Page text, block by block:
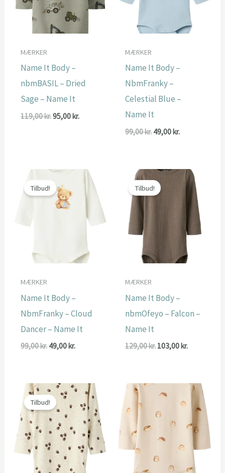
MÆRKER
Name It Body –
nbmBASIL – Dried
Sage – Name It
119,00kr.Den
95,00kr.Den
MÆRKER
Name It Body –
NbmFranky –
Celestial Blue –
Name It
99,00kr. Den
99,00 kr..
49,00kr.Den
49,00 kr..
Tilbud!
MÆRKER
Name It Body –
NbmFranky – Cloud
Dancer – Name It
99,00kr. Den
99,00 kr..
49,00 kr.Den
49,00 kr..
Tilbud!
MÆRKER
Name It Body –
nbmOfeyo – Falcon –
Name It
129,00kr. Den
129,00 kr..
103,00 kr.Den
103,00 kr..
Tilbud!